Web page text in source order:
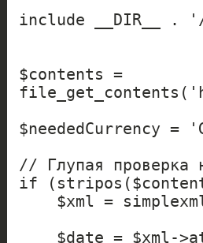
include __DIR__
$contents =
$neededCurrency =
// Глупая проверка
if